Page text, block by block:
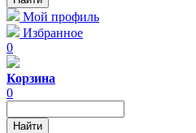
Мой профиль
Избранное
0
Корзина
0